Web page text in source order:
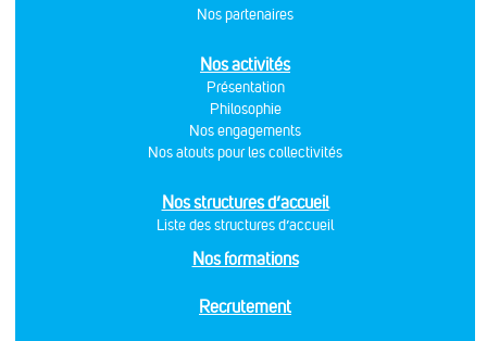
Nos partenaires
Nos activités
Présentation
Philosophie
Nos engagements
Nos atouts pour les collectivités
Nos structures d’accueil
Liste des structures d’accueil
Nos formations
Recrutement